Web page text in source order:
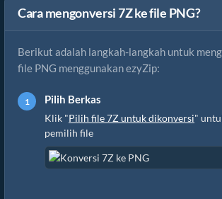
Cara mengonversi 7Z ke file PNG?
Berikut adalah langkah-langkah untuk
file PNG menggunakan ezyZip:
Pilih Berkas
Klik "Pilih file 7Z untuk dikonversi"
pemilih file